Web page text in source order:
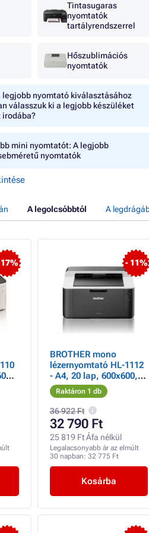
Tintasugaras
nyomtatók
tartályrendszerrel
Hőszublimációs
nyomtatók
legjobb nyomtató kiválasztásához
válasszuk ki a legjobb készüléket
irodába?
mini nyomtatót: A legjobb
nyomtatók
A legolcsóbbtól A
- 11%
BROTHER mono
lézernyomtató HL-1112
- A4, 20 lap, 600x600, 1
MB GDI, USB 2.0,
fekete - Használt
Raktáron 1 db
36 922 Ft
32 790 Ft
25 819 Ft Áfa nélkül
Legalacsonyabb ár az elmúlt
30 napban: 32 775 Ft
Kosárba